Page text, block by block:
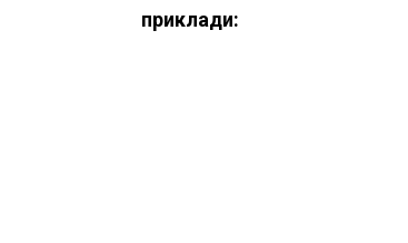
приклади: